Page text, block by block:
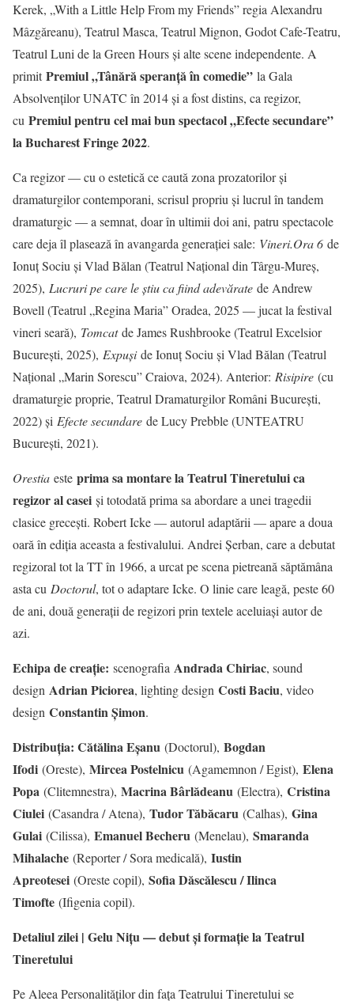
Kerek, „With a Little Help From my Friends” regia Alexandru
Mâzgăreanu), Teatrul Masca, Teatrul Mignon, Godot Cafe-Teatru,
Teatrul Luni de la Green Hours și alte scene independente. A
primitPremiul „Tânără speranță în comedie” la Gala
Absolvenților UNATC în 2014 și a fost distins, ca regizor,
cu Premiul pentru cel mai bun spectacol „Efecte secundare”
la Bucharest Fringe 2022.
Ca regizor — cu o estetică ce caută zona prozatorilor și
dramaturgilor contemporani, scrisul propriu și lucrul în tandem
dramaturgic — a semnat, doar în ultimii doi ani, patru spectacole
care deja îl plasează în avangarda generației sale: Vineri.Ora 6 de
Ionuț Sociu și Vlad Bălan (Teatrul Național din Târgu-Mureș,
2025), Lucruri pe care le știu ca fiind adevărate de Andrew
Bovell (Teatrul „Regina Maria” Oradea, 2025 — jucat la festival
vineri seară), Tomcatde James Rushbrooke (Teatrul Excelsior
București, 2025), Expușide Ionuț Sociu și Vlad Bălan (Teatrul
Național „Marin Sorescu” Craiova, 2024). Anterior: Risipire (cu
dramaturgie proprie, Teatrul Dramaturgilor Români București,
2022) și Efecte secundare de Lucy Prebble (UNTEATRU
București, 2021).
Orestia este prima sa montare la Teatrul Tineretului ca
regizor al casei și totodată prima sa abordare a unei tragedii
clasice grecești. Robert Icke — autorul adaptării — apare a doua
oară în ediția aceasta a festivalului. Andrei Șerban, care a debutat
regizoral tot la TT în 1966, a urcat pe scena pietreană săptămâna
asta cu Doctorul, tot o adaptare Icke. O linie care leagă, peste 60
de ani, două generații de regizori prin textele aceluiași autor de
azi.
Echipa de creație: scenografia Andrada Chiriac, sound
design Adrian Piciorea, lighting design Costi Baciu, video
design Constantin Șimon.
Distribuția: Cătălina Eșanu (Doctorul), Bogdan
Ifodi (Oreste), Mircea Postelnicu (Agamemnon / Egist), Elena
Popa (Clitemnestra), Macrina Bârlădeanu (Electra), Cristina
Ciulei (Casandra / Atena), Tudor Tăbăcaru (Calhas), Gina
Gulai (Cilissa), Emanuel Becheru (Menelau), Smaranda
Mihalache (Reporter / Sora medicală), Iustin
Apreotesei (Oreste copil), Sofia Dăscălescu / Ilinca
Timofte (Ifigenia copil).
Detaliul zilei | Gelu Nițu — debut și formație la Teatrul
Tineretului
Pe Aleea Personalităților din fața Teatrului Tineretului se